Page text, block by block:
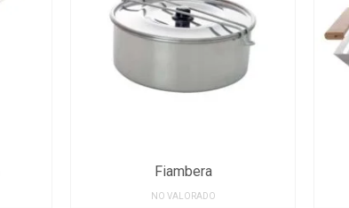
Fiambera
NO VALORADO